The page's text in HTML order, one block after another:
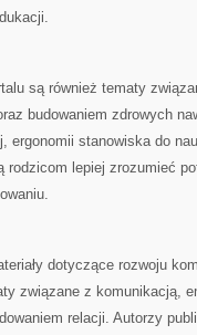
są również tematy
budowaniem zdrowych
ergonomii stanowiska do
rodzicom lepiej zrozumieć
dotyczące rozwoju
związane z komunikacją,
relacji. Autorzy